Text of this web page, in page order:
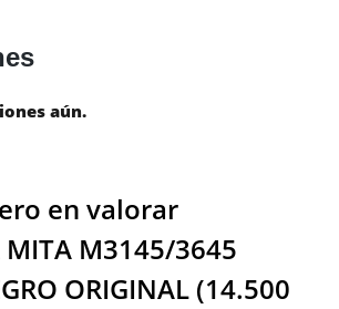
aún.
en valorar
MITA M3145/3645
ORIGINAL (14.500